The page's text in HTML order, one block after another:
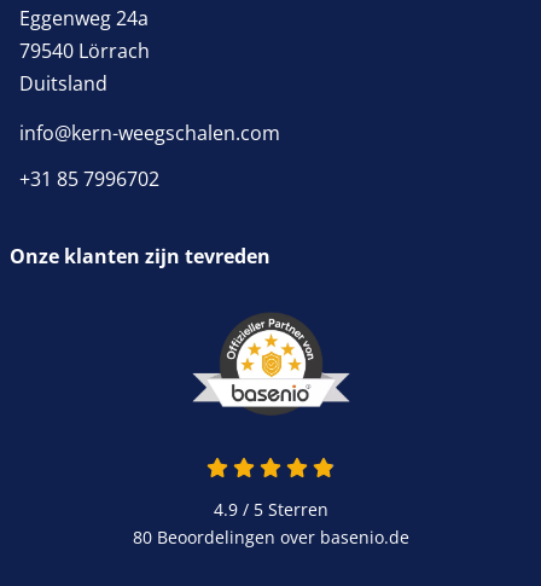
Eggenweg 24a
79540 Lörrach
Duitsland
info@kern-weegschalen.com
+31 85 7996702
Onze klanten zijn tevreden
4.9 van 5
4.9 / 5Sterren
80 Beoordelingen over basenio.de